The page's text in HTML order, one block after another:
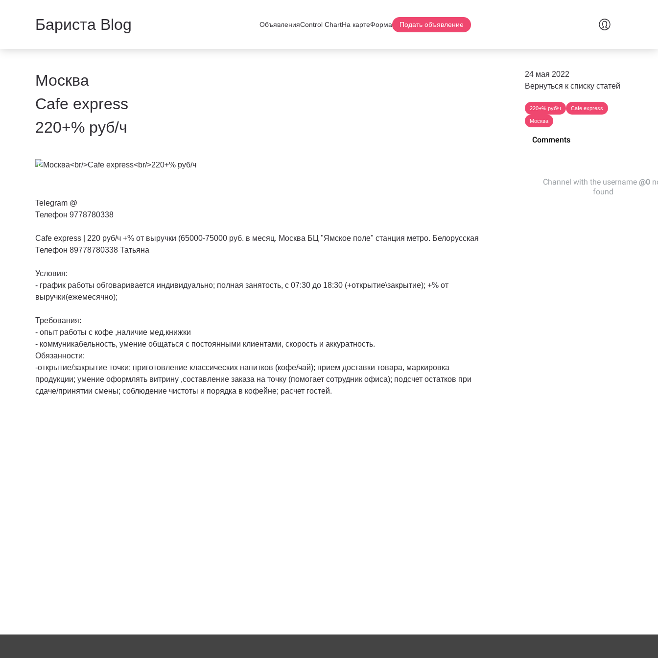
Бариста Blog ОбъявленияControl ChartНа картеФорма Подать объявление
Москва
Cafe express
220+% руб/ч
Telegram @
Телефон 9778780338
Cafe express | 220 руб/ч +% от выручки (65000-75000 руб. в месяц. Москва БЦ "Ямское поле" станция метро. Белорусская
Телефон 89778780338 Татьяна
Условия:
- график работы обговаривается индивидуально; полная занятость, с 07:30 до 18:30 (+открытие\закрытие); +% от
выручки(ежемесячно);
Требования:
- опыт работы с кофе ,наличие мед.книжки
- коммуникабельность, умение общаться с постоянными клиентами, скорость и аккуратность.
Обязанности:
-открытие/закрытие точки; приготовление классических напитков (кофе/чай); прием доставки товара, маркировка
продукции; умение оформлять витрину ,составление заказа на точку (помогает сотрудник офиса); подсчет остатков при
сдаче/принятии смены; соблюдение чистоты и порядка в кофейне; расчет гостей.
24 мая 2022
Вернуться к списку статей
220+% руб/ч Cafe express
Москва